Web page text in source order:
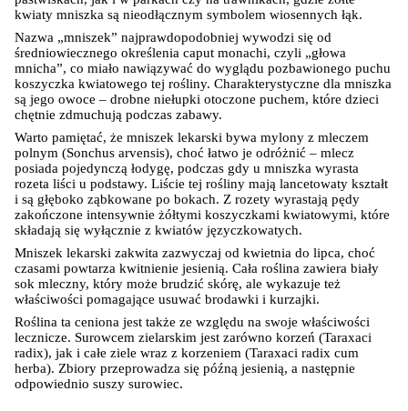
kwiaty mniszka są nieodłącznym symbolem wiosennych łąk.
Nazwa „mniszek” najprawdopodobniej wywodzi się od
średniowiecznego określenia caput monachi, czyli „głowa
mnicha”, co miało nawiązywać do wyglądu pozbawionego puchu
koszyczka kwiatowego tej rośliny. Charakterystyczne dla mniszka
są jego owoce – drobne niełupki otoczone puchem, które dzieci
chętnie zdmuchują podczas zabawy.
Warto pamiętać, że mniszek lekarski bywa mylony z mleczem
polnym (Sonchus arvensis), choć łatwo je odróżnić – mlecz
posiada pojedynczą łodygę, podczas gdy u mniszka wyrasta
rozeta liści u podstawy. Liście tej rośliny mają lancetowaty kształt
i są głęboko ząbkowane po bokach. Z rozety wyrastają pędy
zakończone intensywnie żółtymi koszyczkami kwiatowymi, które
składają się wyłącznie z kwiatów języczkowatych.
Mniszek lekarski zakwita zazwyczaj od kwietnia do lipca, choć
czasami powtarza kwitnienie jesienią. Cała roślina zawiera biały
sok mleczny, który może brudzić skórę, ale wykazuje też
właściwości pomagające usuwać brodawki i kurzajki.
Roślina ta ceniona jest także ze względu na swoje właściwości
lecznicze. Surowcem zielarskim jest zarówno korzeń (Taraxaci
radix), jak i całe ziele wraz z korzeniem (Taraxaci radix cum
herba). Zbiory przeprowadza się późną jesienią, a następnie
odpowiednio suszy surowiec.